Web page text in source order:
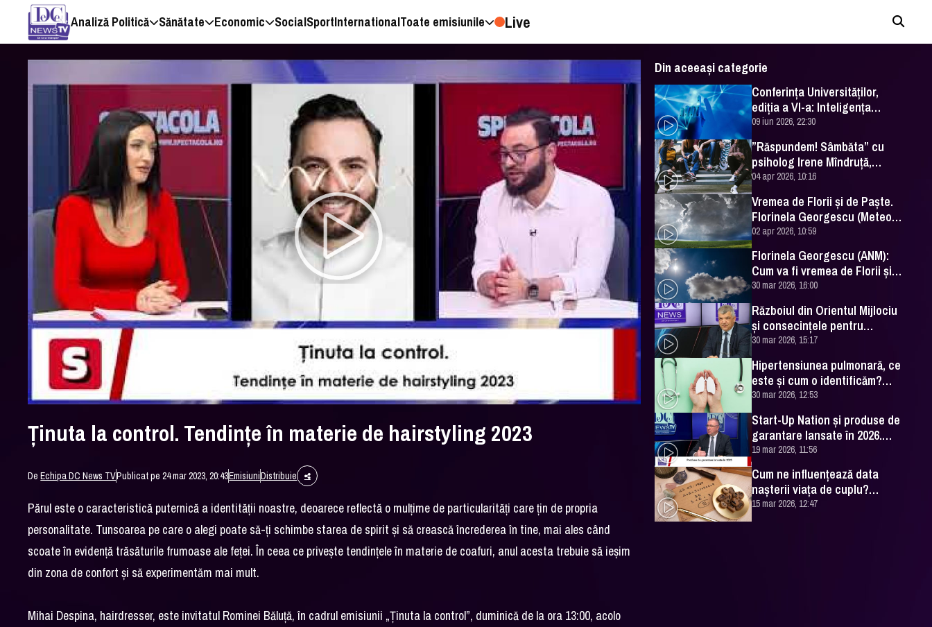
Analiză Politică Sănătate Economic SocialSportInternationalToate emisiunile Live
Ținuta la control. Tendințe în materie de hairstyling 2023
DeEchipa DC News TVPublicat pe 24 mar 2023, 20:43EmisiuniDistribuie
Părul este o caracteristică puternică a identității noastre, deoarece reflectă o mulțime de particularități care țin de propria
personalitate. Tunsoarea pe care o alegi poate să-ți schimbe starea de spirit și să crească încrederea în tine, mai ales când
scoate în evidență trăsăturile frumoase ale feței. În ceea ce privește tendințele în materie de coafuri, anul acesta trebuie să ieșim
din zona de confort și să experimentăm mai mult.
Mihai Despina, hairdresser, este invitatul Rominei Băluță, în cadrul emisiunii „Ținuta la control”, duminică de la ora 13:00, acolo
Din aceeași categorie
Conferința Universităților,
ediția a VI-a: Inteligența
artificială în Educație- soluție
sau problemă?
09 iun 2026, 22:30
”Răspundem! Sâmbăta” cu
psiholog Irene Mîndruță,
despre adolescență
04 apr 2026, 10:16
Vremea de Florii și de Paște.
Florinela Georgescu (Meteo
România) a făcut prognoza
02 apr 2026, 10:59
Florinela Georgescu (ANM):
Cum va fi vremea de Florii și
de Paște 2026
30 mar 2026, 16:00
Războiul din Orientul Mijlociu
și consecințele pentru
România. Excelența Sa Ovidiu
Dranga, interviu
30 mar 2026, 15:17
Hipertensiunea pulmonară, ce
este și cum o identificăm?
Explicațiile unui medic
specialist
30 mar 2026, 12:53
Start-Up Nation și produse de
garantare lansate în 2026.
Cătălin Leonte (FNGCIMM), la
DC News
19 mar 2026, 11:56
Cum ne influențează data
nașterii viața de cuplu?
Numerologul Romeo Popescu
are explicațiile
15 mar 2026, 12:47